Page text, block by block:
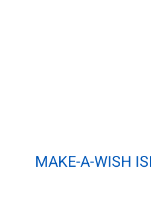
MAKE-A-WISH